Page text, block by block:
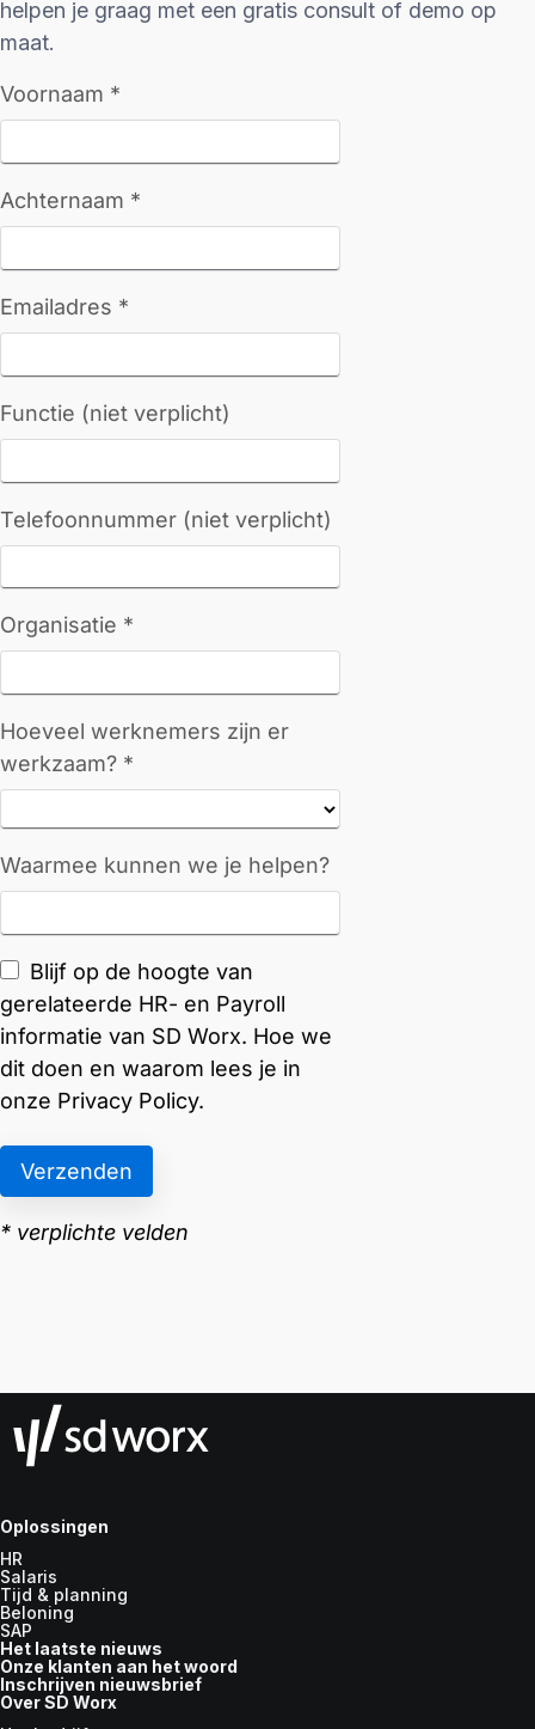
helpen je graag met een gratis consult of demo op
maat.
Oplossingen
HR
Salaris
Tijd & planning
Beloning
SAP
Het laatste nieuws
Onze klanten aan het woord
Inschrijven nieuwsbrief
Over SD Worx